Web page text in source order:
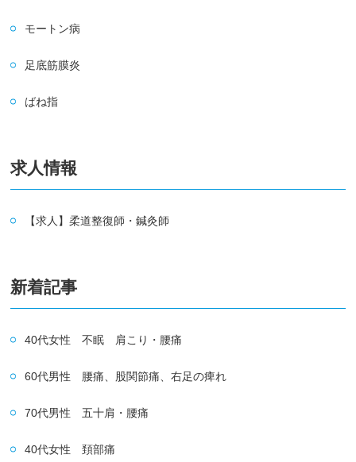
モートン病
足底筋膜炎
ばね指
求人情報
【求人】柔道整復師・鍼灸師
新着記事
40代女性 不眠 肩こり・腰痛
60代男性 腰痛、股関節痛、右足の痺れ
70代男性 五十肩・腰痛
40代女性 頚部痛